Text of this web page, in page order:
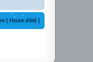
[ Heure d’été ]